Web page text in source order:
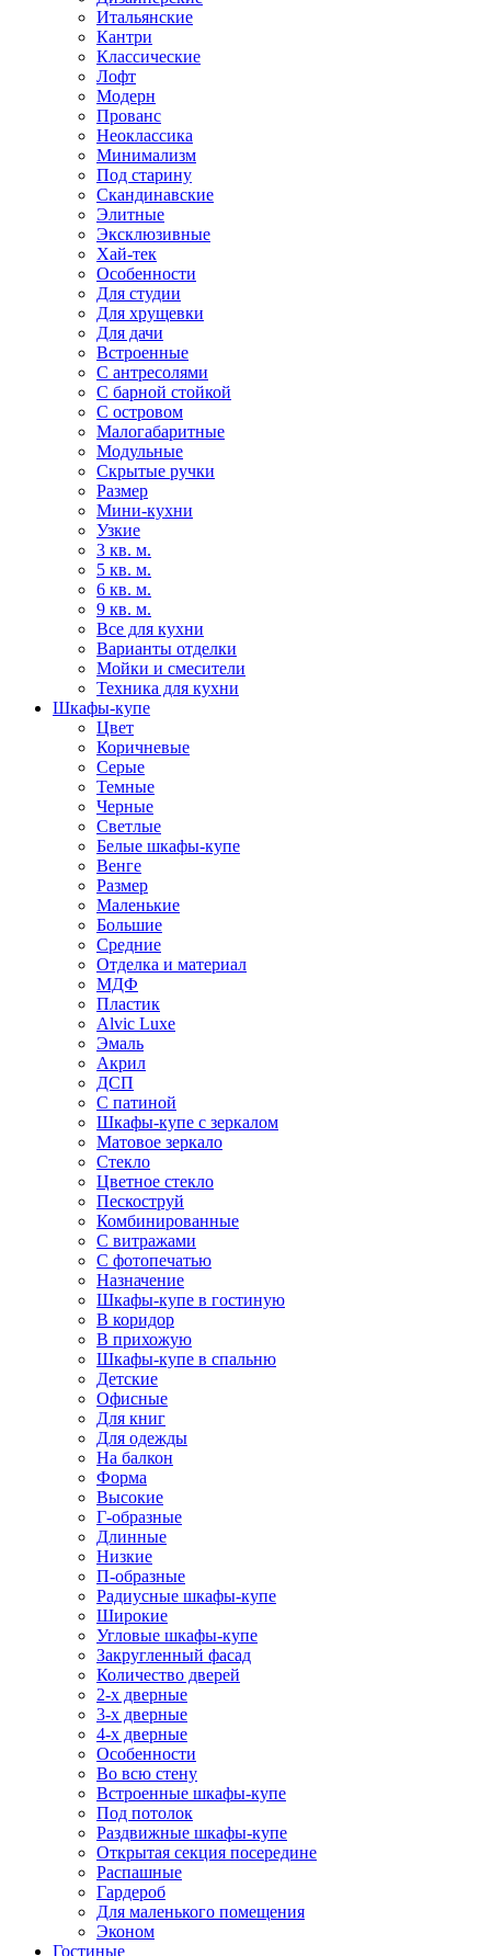
Итальянские
Кантри
Классические
Лофт
Модерн
Прованс
Неоклассика
Минимализм
Под старину
Скандинавские
Элитные
Эксклюзивные
Хай-тек
Особенности
Для студии
Для хрущевки
Для дачи
Встроенные
С антресолями
С барной стойкой
С островом
Малогабаритные
Модульные
Скрытые ручки
Размер
Мини-кухни
Узкие
3 кв. м.
5 кв. м.
6 кв. м.
9 кв. м.
Все для кухни
Варианты отделки
Мойки и смесители
Техника для кухни
Шкафы-купе
Цвет
Коричневые
Серые
Темные
Черные
Светлые
Белые шкафы-купе
Венге
Размер
Маленькие
Большие
Средние
Отделка и материал
МДФ
Пластик
Alvic Luxe
Эмаль
Акрил
ДСП
С патиной
Шкафы-купе с зеркалом
Матовое зеркало
Стекло
Цветное стекло
Пескоструй
Комбинированные
С витражами
С фотопечатью
Назначение
Шкафы-купе в гостиную
В коридор
В прихожую
Шкафы-купе в спальню
Детские
Офисные
Для книг
Для одежды
На балкон
Форма
Высокие
Г-образные
Длинные
Низкие
П-образные
Радиусные шкафы-купе
Широкие
Угловые шкафы-купе
Закругленный фасад
Количество дверей
2-х дверные
3-х дверные
4-х дверные
Особенности
Во всю стену
Встроенные шкафы-купе
Под потолок
Раздвижные шкафы-купе
Открытая секция посередине
Распашные
Гардероб
Для маленького помещения
Эконом
Гостиные